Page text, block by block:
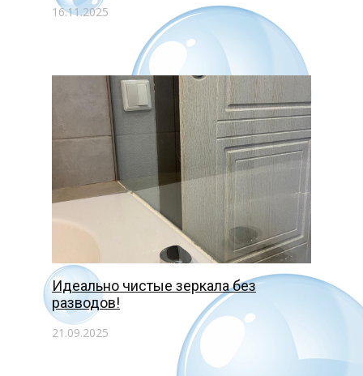
16.11.2025
Идеально чистые зеркала без
разводов!
21.09.2025